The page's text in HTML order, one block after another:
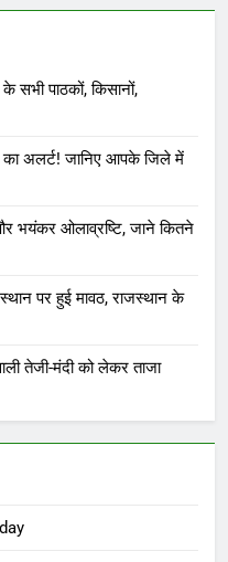
सभी पाठकों, किसानों,
का अलर्ट! जानिए आपके जिले में
भयंकर ओलाव्रष्टि, जाने कितने
पर हुई मावठ, राजस्थान के
तेजी-मंदी को लेकर ताजा